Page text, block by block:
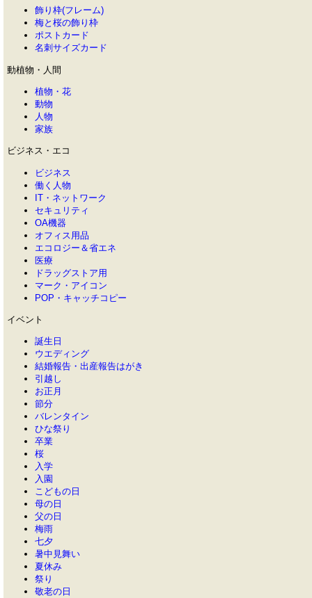
飾り枠(フレーム)
梅と桜の飾り枠
ポストカード
名刺サイズカード
動植物・人間
植物・花
動物
人物
家族
ビジネス・エコ
ビジネス
働く人物
IT・ネットワーク
セキュリティ
OA機器
オフィス用品
エコロジー＆省エネ
医療
ドラッグストア用
マーク・アイコン
POP・キャッチコピー
イベント
誕生日
ウエディング
結婚報告・出産報告はがき
引越し
お正月
節分
バレンタイン
ひな祭り
卒業
桜
入学
入園
こどもの日
母の日
父の日
梅雨
七夕
暑中見舞い
夏休み
祭り
敬老の日